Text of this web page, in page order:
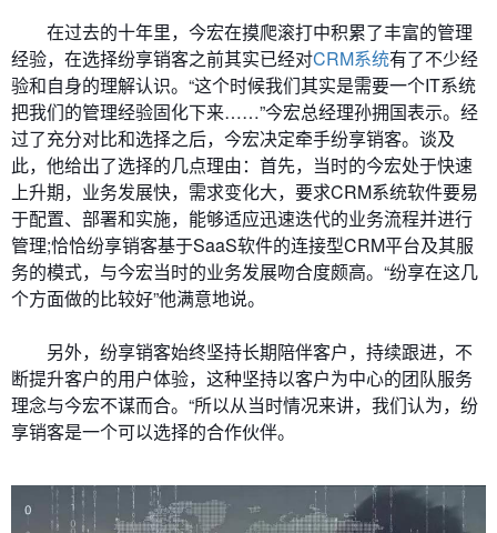
在过去的十年里，今宏在摸爬滚打中积累了丰富的管理
经验，在选择纷享销客之前其实已经对CRM系统有了不少经
验和自身的理解认识。“这个时候我们其实是需要一个IT系统
把我们的管理经验固化下来……”今宏总经理孙拥国表示。经
过了充分对比和选择之后，今宏决定牵手纷享销客。谈及
此，他给出了选择的几点理由：首先，当时的今宏处于快速
上升期，业务发展快，需求变化大，要求CRM系统软件要易
于配置、部署和实施，能够适应迅速迭代的业务流程并进行
管理;恰恰纷享销客基于SaaS软件的连接型CRM平台及其服
务的模式，与今宏当时的业务发展吻合度颇高。“纷享在这几
个方面做的比较好”他满意地说。
另外，纷享销客始终坚持长期陪伴客户，持续跟进，不
断提升客户的用户体验，这种坚持以客户为中心的团队服务
理念与今宏不谋而合。“所以从当时情况来讲，我们认为，纷
享销客是一个可以选择的合作伙伴。